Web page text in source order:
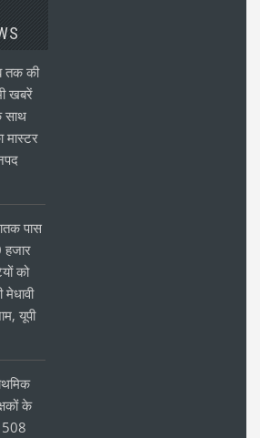
तक की
खबरें
साथ
मास्टर
पास
हजार
को
यूपी
के